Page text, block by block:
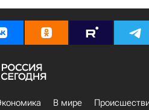
В мире